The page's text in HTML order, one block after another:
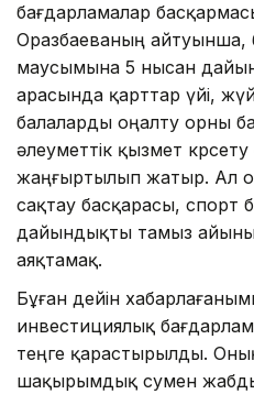
бағдарламалар
Оразбаеваның
маусымына 5 нысан
арасында қарттар үйі,
балаларды оңалту орны
әлеуметтік қызмет
жаңғыртылып жатыр. Ал
сақтау басқарасы, спорт
дайындықты тамыз
аяқтамақ.
Бұған дейін
инвестициялық
теңге қарастырылды.
шақырымдық сумен